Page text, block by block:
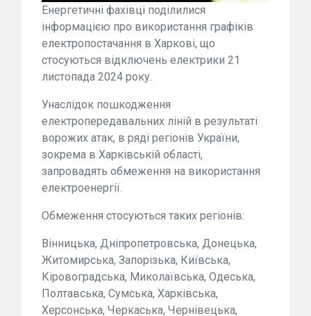
Енергетичні фахівці поділилися
інформацією про використання графіків
електропостачання в Харкові, що
стосуються відключень електрики 21
листопада 2024 року.
Унаслідок пошкодження
електропередавальних ліній в результаті
ворожих атак, в ряді регіонів України,
зокрема в Харківській області,
запровадять обмеження на використання
електроенергії.
Обмеження стосуються таких регіонів:
Вінницька, Дніпропетровська, Донецька,
Житомирська, Запорізька, Київська,
Кіровоградська, Миколаївська, Одеська,
Полтавська, Сумська, Харківська,
Херсонська, Черкаська, Чернівецька,